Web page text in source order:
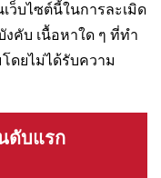
บไซต์นี้ในการละเมิด
คับ เนื้อหาใด ๆ ที่ทำ
ดยไม่ได้รับความ
ดับแรก